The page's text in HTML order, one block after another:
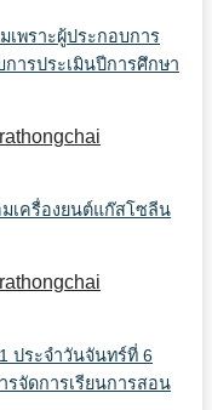
เพราะผู้ประกอบการ
ารประเมินปีการศึกษา
เครื่องยนต์แก๊สโซลีน
ประจำวันจันทร์ที่ 6
จัดการเรียนการสอน